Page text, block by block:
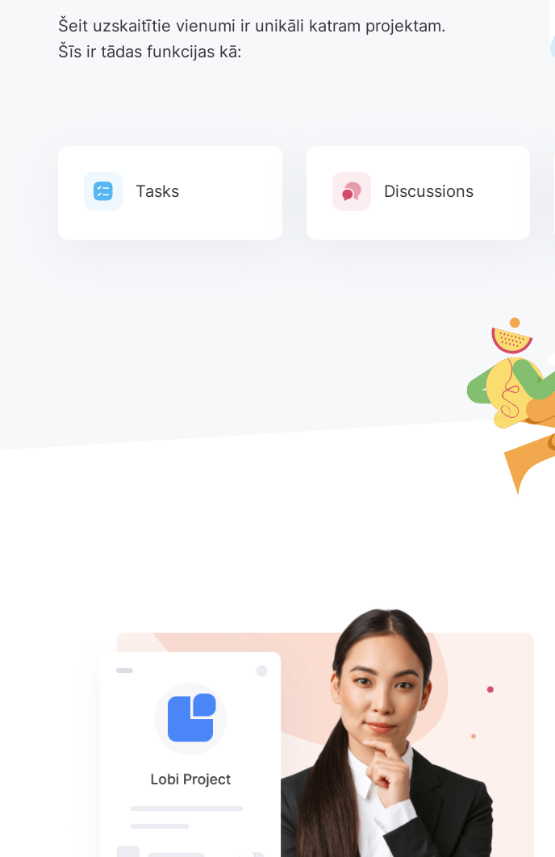
Šeit uzskaitītie vienumi ir unikāli katram projektam.
Šīs ir tādas funkcijas kā:
Tasks Discussions